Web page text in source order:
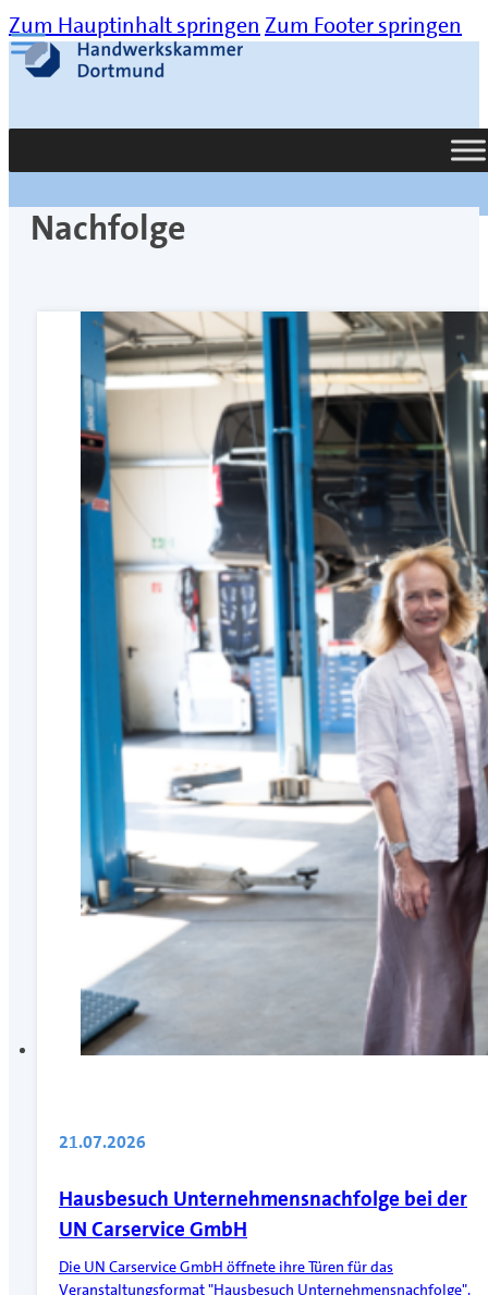
Zum Hauptinhalt springen Zum Footer springen
Suche
Nachfolge
21.07.2026
Hausbesuch Unternehmensnachfolge bei der
UN Carservice GmbH
Die UN Carservice GmbH öffnete ihre Türen für das
Veranstaltungsformat "Hausbesuch Unternehmensnachfolge".